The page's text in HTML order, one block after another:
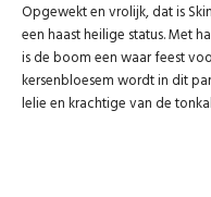
Opgewekt en vrolijk, dat is
een haast heilige status. Met
is de boom een waar feest
kersenbloesem wordt in dit
lelie en krachtige van de